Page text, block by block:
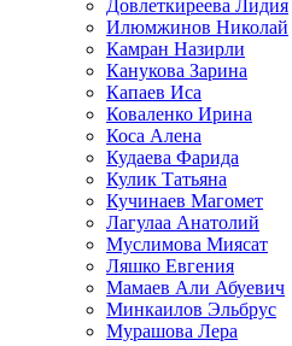
Довлеткиреева Лидия
Илюмжинов Николай
Камран Назирли
Канукова Зарина
Капаев Иса
Коваленко Ирина
Коса Алена
Кудаева Фарида
Кулик Татьяна
Кучинаев Магомет
Лагулаа Анатолий
Муслимова Миясат
Ляшко Евгения
Мамаев Али Абуевич
Минкаилов Эльбрус
Мурашова Лера